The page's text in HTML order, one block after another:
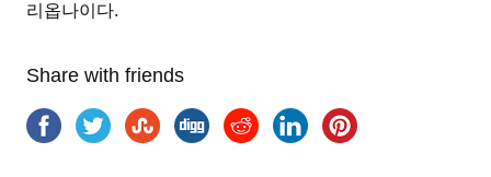
리옵나이다.
Share with friends